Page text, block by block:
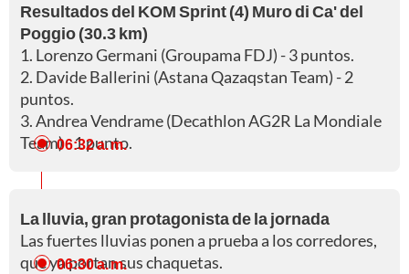
Resultados del KOM Sprint (4) Muro di Ca' del
Poggio (30.3 km)
1. Lorenzo Germani (Groupama FDJ) - 3 puntos.
2. Davide Ballerini (Astana Qazaqstan Team) - 2
puntos.
3. Andrea Vendrame (Decathlon AG2R La Mondiale
Team) - 1 punto.
06:32 a. m.
La lluvia, gran protagonista de la jornada
Las fuertes lluvias ponen a prueba a los corredores,
que ya portan sus chaquetas.
06:30 a. m.